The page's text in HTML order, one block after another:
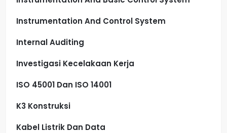
Instrumentation And Control System
Internal Auditing
Investigasi Kecelakaan Kerja
ISO 45001 Dan ISO 14001
K3 Konstruksi
Kabel Listrik Dan Data